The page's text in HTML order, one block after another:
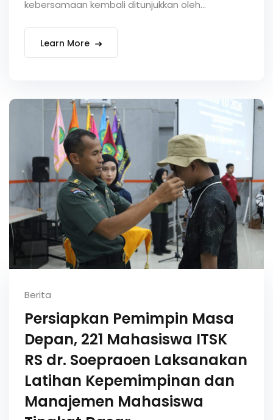
kebersamaan kembali ditunjukkan oleh...
Learn More
Berita
Persiapkan Pemimpin Masa
Depan, 221 Mahasiswa ITSK
RS dr. Soepraoen Laksanakan
Latihan Kepemimpinan dan
Manajemen Mahasiswa